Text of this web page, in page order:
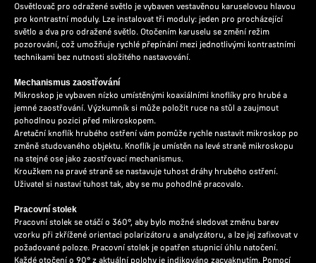
Osvětlovač pro odražené světlo je vybaven vestavěnou karuselovou hlavou
pro kontrastní moduly. Lze instalovat tři moduly: jeden pro procházející
světlo a dva pro odražené světlo. Otočením karuselu se změní režim
pozorování, což umožňuje rychlé přepínání mezi jednotlivými kontrastními
technikami bez nutnosti složitého nastavování.
Mechanismus zaostřování
Mikroskop je vybaven nízko umístěnými koaxiálními knoflíky pro hrubé a
jemné zaostřování. Výzkumník si může položit ruce na stůl a zaujmout
pohodlnou pozici před mikroskopem.
Aretační knoflík hrubého ostření vám pomůže rychle nastavit mikroskop po
změně studovaného objektu. Knoflík je umístěn na levé straně mikroskopu
na stejné ose jako zaostřovací mechanismus.
Kroužkem na pravé straně se nastavuje tuhost dráhy hrubého ostření.
Uživatel si nastaví tuhost tak, aby se mu pohodlně pracovalo.
Pracovní stolek
Pracovní stolek se otáčí o 360°, aby bylo možné sledovat změnu barev
vzorku při zkřížené orientaci polarizátoru a analyzátoru, a lze jej zafixovat v
požadované poloze. Pracovní stolek je opatřen stupnicí úhlu natočení.
Každé otočení o 90° z aktuální polohy je indikováno zacvaknutím. Pomocí